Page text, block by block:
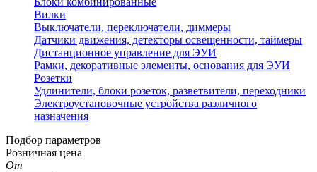
Вилки
Выключатели, переключатели, диммеры
Датчики движения, детекторы освещенности, таймеры
Дистанционное управление для ЭУИ
Рамки, декоративные элементы, основания для ЭУИ
Розетки
Удлинители, блоки розеток, разветвители, переходники
Электроустановочные устройства различного
назначения
Подбор параметров
Розничная цена
От